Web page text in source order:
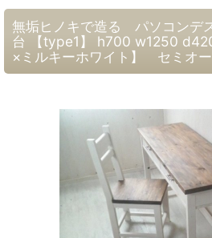
無垢ヒノキで造る パソコン
台 【type1】 h700 w1250
×ミルキーホワイト】 セミオ